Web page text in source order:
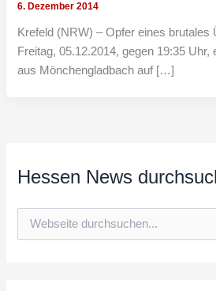
6. Dezember 2014
Krefeld (NRW) – Opfer eines brutales
Freitag, 05.12.2014, gegen 19:35 Uhr,
aus Mönchengladbach auf […]
Hessen News